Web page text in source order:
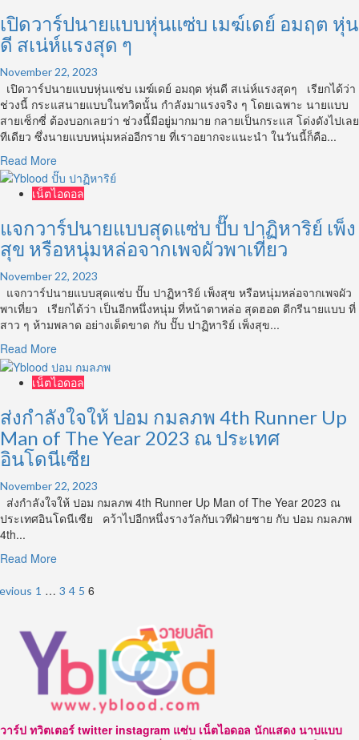
เฟิร์ม
สุดๆ!
วาร์
ป
Jake
Andrich
นาย
แบบ
สาย
18+
หล่อ
ตาน้ำ
ข้าว
ตะวัน
ตก
เปิดวาร์ปนายแบบหุ่นแซ่บ เมฆ์เดย์ อมฤต หุ่น
ดี สเน่ห์แรงสุด ๆ
November 22, 2023
เปิดวาร์ปนายแบบหุ่นแซ่บ เมฆ์เดย์ อมฤต หุ่นดี สเน่ห์แรงสุดๆ เรียกได้ว่า
ช่วงนี้ กระแสนายแบบในทวิตนั้น กำลังมาแรงจริง ๆ โดยเฉพาะ นายแบบ
สายเซ็กซี่ ต้องบอกเลยว่า ช่วงนี้มีอยู่มากมาย กลายเป็นกระแส โด่งดังไปเลย
ทีเดียว ซึ่งนายแบบหนุ่มหล่ออีกราย ที่เราอยากจะแนะนำ ในวันนี้ก็คือ...
Read MoreRead
more
about
วาร์
ปนาย
แบบ
หุ่น
แซ่บ
เมฆ์
เดย์
หุ่น
ดี
สเน่ห์
สุด
ๆ
เน็ตไอดอล
แจกวาร์ปนายแบบสุดแซ่บ ปั๊บ ปาฏิหาริย์ เพ็ง
สุข หรือหนุ่มหล่อจากเพจผัวพาเที่ยว
November 22, 2023
แจกวาร์ปนายแบบสุดแซ่บ ปั๊บ ปาฏิหาริย์ เพ็งสุข หรือหนุ่มหล่อจากเพจผัว
พาเที่ยว เรียกได้ว่า เป็นอีกหนึ่งหนุ่ม ที่หน้าตาหล่อ สุดฮอต ดีกรีนายแบบ ที่
สาว ๆ ห้ามพลาด อย่างเด็ดขาด กับ ปั๊บ ปาฏิหาริย์ เพ็งสุข...
Read MoreRead
more
about
กวา
ร์
ปนาย
แบบ
แซ่บ
ปั๊บ
ปาฏิหาริย์
สุข
หนุ่ม
เพจ
ผัว
พา
เที่ยว
เน็ตไอดอล
ส่งกำลังใจให้ ปอม กมลภพ 4th Runner Up
Man of The Year 2023 ณ ประเทศ
อินโดนีเซีย
November 22, 2023
ส่งกำลังใจให้ ปอม กมลภพ 4th Runner Up Man of The Year 2023 ณ
ประเทศอินโดนีเซีย คว้าไปอีกหนึ่งรางวัลกับเวทีฝ่ายชาย กับ ปอม กมลภพ
4th...
Read MoreRead
about
ใจ
ให้
ปอม
กมล
ภพ
Runner
1 … 3 4 5 6
วาร์ป ทวิตเตอร์ twitter instagram แซ่บ เน็ตไอดอล นักแสดง นาบแบบ